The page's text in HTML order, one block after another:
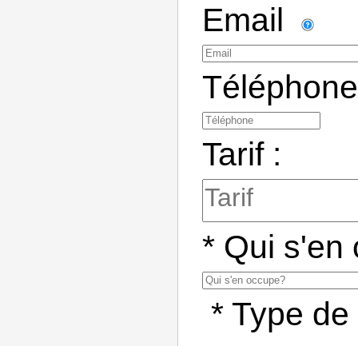
Email
Tarif :
* Qui
* Type